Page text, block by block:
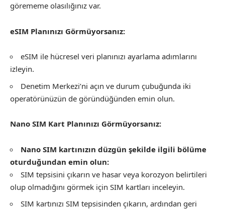
görememe olasılığınız var.
eSIM Planınızı Görmüyorsanız:
eSIM ile hücresel veri planınızı ayarlama adımlarını
izleyin.
Denetim Merkezi’ni açın ve durum çubuğunda iki
operatörünüzün de göründüğünden emin olun.
Nano SIM Kart Planınızı Görmüyorsanız:
Nano SIM kartınızın düzgün şekilde ilgili bölüme
oturduğundan emin olun:
SIM tepsisini çıkarın ve hasar veya korozyon belirtileri
olup olmadığını görmek için SIM kartları inceleyin.
SIM kartınızı SIM tepsisinden çıkarın, ardından geri